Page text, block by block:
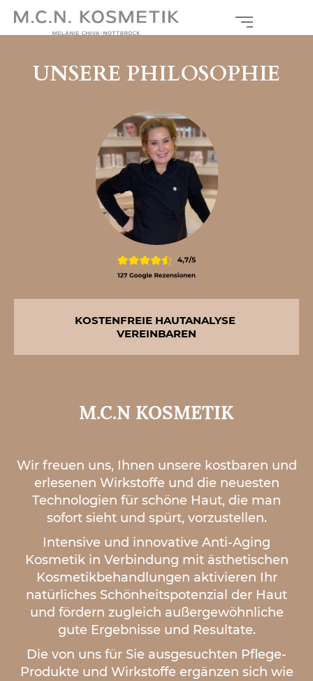
UNSERE PHILOSOPHIE
KOSTENFREIE HAUTANALYSE
VEREINBAREN
M.C.N KOSMETIK
Wir freuen uns, Ihnen unsere kostbaren und
erlesenen Wirkstoffe und die neuesten
Technologien für schöne Haut, die man
sofort sieht und spürt, vorzustellen.
Intensive und innovative Anti-Aging
Kosmetik in Verbindung mit ästhetischen
Kosmetikbehandlungen aktivieren Ihr
natürliches Schönheitspotenzial der Haut
und fördern zugleich außergewöhnliche
gute Ergebnisse und Resultate.
Die von uns für Sie ausgesuchten Pflege-
Produkte und Wirkstoffe ergänzen sich wie